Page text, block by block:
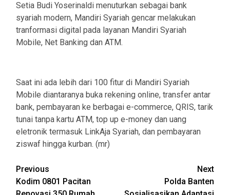
Setia Budi Yoserinaldi menuturkan sebagai bank
syariah modern, Mandiri Syariah gencar melakukan
tranformasi digital pada layanan Mandiri Syariah
Mobile, Net Banking dan ATM.
Saat ini ada lebih dari 100 fitur di Mandiri Syariah
Mobile diantaranya buka rekening online, transfer antar
bank, pembayaran ke berbagai e-commerce, QRIS, tarik
tunai tanpa kartu ATM, top up e-money dan uang
eletronik termasuk LinkAja Syariah, dan pembayaran
ziswaf hingga kurban. (mr)
Post
navigation
Previous
Kodim 0801 Pacitan
Next
Polda Banten